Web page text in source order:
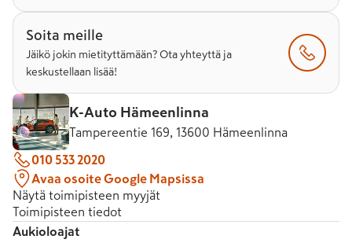
Soita meille
Jäikö jokin mietityttämään? Ota yhteyttä ja
keskustellaan lisää!
K-Auto Hämeenlinna
Tampereentie 169, 13600 Hämeenlinna
010 533 2020
Avaa osoite Google Mapsissa
Näytä toimipisteen myyjät
Toimipisteen tiedot
Aukioloajat